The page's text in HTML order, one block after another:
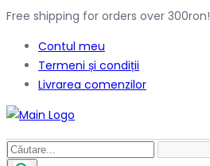
Free shipping for orders over 300ron!
Contul meu
Termeni și condiții
Livrarea comenzilor